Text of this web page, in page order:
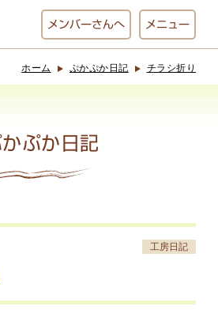
メンバーさんへ メニュー
ホーム ぷかぷか日記 チラシ折り
かぷか日記
工房日記